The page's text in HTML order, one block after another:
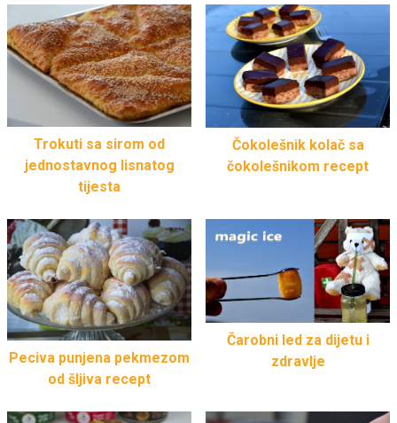
Trokuti sa sirom od
jednostavnog lisnatog
tijesta
Čokolešnik kolač sa
čokolešnikom recept
Peciva punjena pekmezom
od šljiva recept
Čarobni led za dijetu i
zdravlje